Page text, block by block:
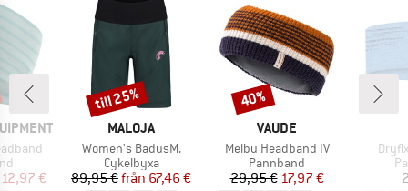
pris
12,97 €
VARUMÄRKE
MALOJA
Produkter
Women's BadusM.
Produktgrupp
Cykelbyxa
Pris
89,95 € Reducerat pris
från 67,46 €
Rabatt
till 25%
VARUMÄRKE
VAUDE
Produkter
Melbu Headband IV
Produktgrupp
Pannband
Pris
29,95 €Reducerat pris
17,97 €
Rabatt
40%